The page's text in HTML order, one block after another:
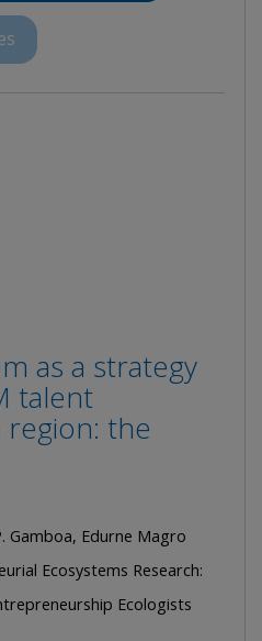
as a strategy
talent
region: the
Gamboa, Edurne Magro
Ecosystems Research:
Ecologists